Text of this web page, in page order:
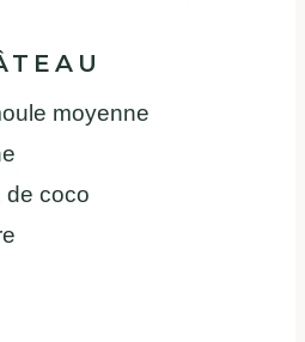
moyenne
de coco